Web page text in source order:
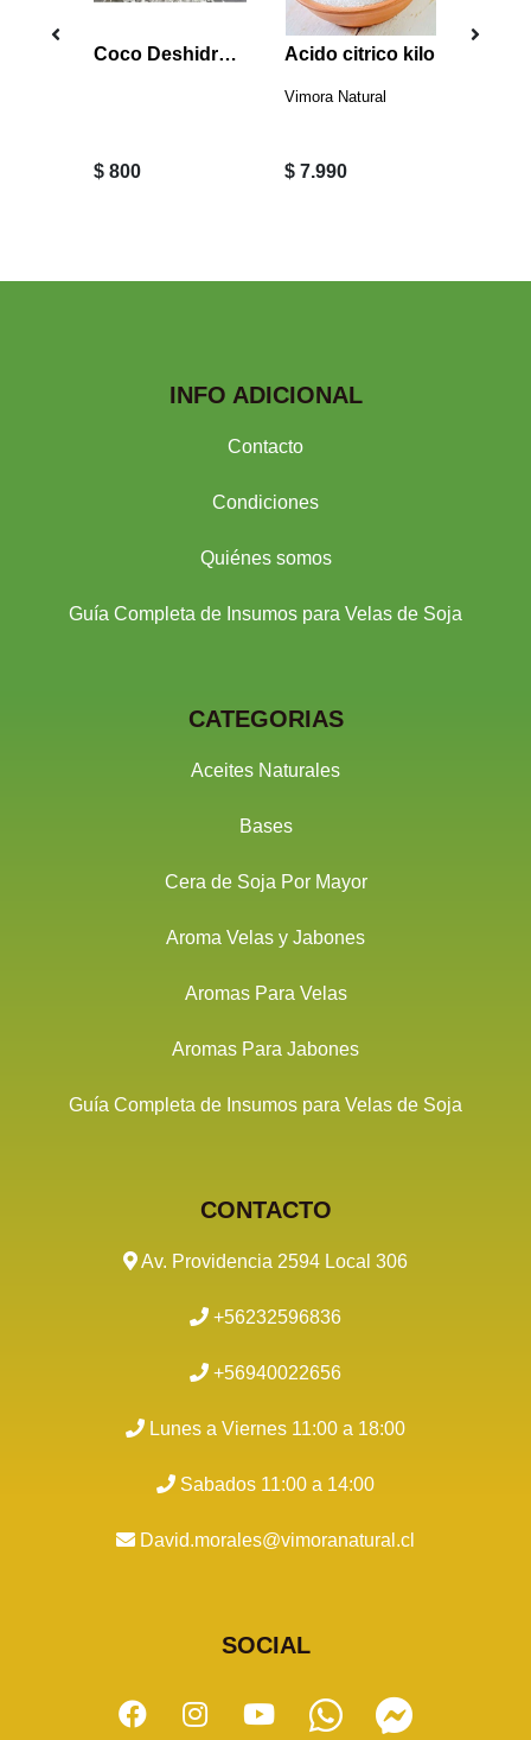
Coco Deshidratado Puro 50 grs
$ 800
Acido citrico kilo
Vimora Natural
$ 7.990
INFO ADICIONAL
Contacto
Condiciones
Quiénes somos
Guía Completa de Insumos para Velas de Soja
CATEGORIAS
Aceites Naturales
Bases
Cera de Soja Por Mayor
Aroma Velas y Jabones
Aromas Para Velas
Aromas Para Jabones
Guía Completa de Insumos para Velas de Soja
CONTACTO
Av. Providencia 2594 Local 306
+56232596836
+56940022656
Lunes a Viernes 11:00 a 18:00
Sabados 11:00 a 14:00
David.morales@vimoranatural.cl
SOCIAL